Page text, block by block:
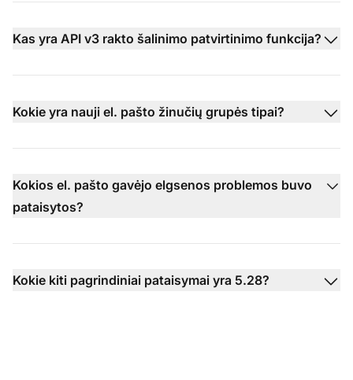
Kas yra API v3 rakto šalinimo patvirtinimo funkcija?
Kokie yra nauji el. pašto žinučių grupės tipai?
Kokios el. pašto gavėjo elgsenos problemos buvo
pataisytos?
Kokie kiti pagrindiniai pataisymai yra 5.28?